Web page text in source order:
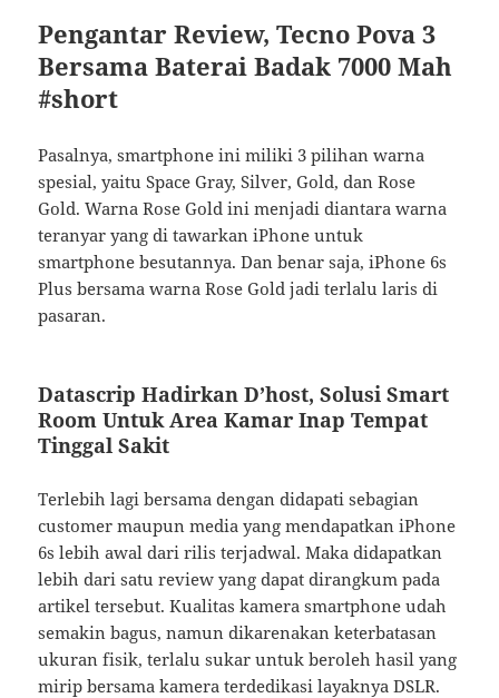
Pengantar Review, Tecno Pova 3
Bersama Baterai Badak 7000 Mah
#short
Pasalnya, smartphone ini miliki 3 pilihan warna
spesial, yaitu Space Gray, Silver, Gold, dan Rose
Gold. Warna Rose Gold ini menjadi diantara warna
teranyar yang di tawarkan iPhone untuk
smartphone besutannya. Dan benar saja, iPhone 6s
Plus bersama warna Rose Gold jadi terlalu laris di
pasaran.
Datascrip Hadirkan D’host, Solusi Smart
Room Untuk Area Kamar Inap Tempat
Tinggal Sakit
Terlebih lagi bersama dengan didapati sebagian
customer maupun media yang mendapatkan iPhone
6s lebih awal dari rilis terjadwal. Maka didapatkan
lebih dari satu review yang dapat dirangkum pada
artikel tersebut. Kualitas kamera smartphone udah
semakin bagus, namun dikarenakan keterbatasan
ukuran fisik, terlalu sukar untuk beroleh hasil yang
mirip bersama kamera terdedikasi layaknya DSLR.